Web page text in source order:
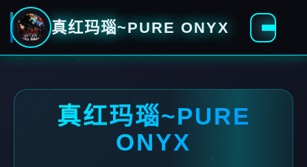
真红玛瑙~PURE ONYX
真红玛瑙~PURE
ONYX